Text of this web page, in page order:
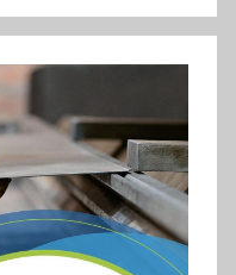
o
r
a
t
i
v
a